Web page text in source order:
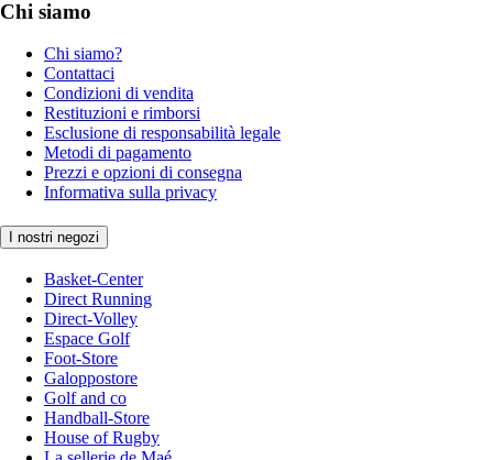
Chi siamo
Chi siamo?
Contattaci
Condizioni di vendita
Restituzioni e rimborsi
Esclusione di responsabilità legale
Metodi di pagamento
Prezzi e opzioni di consegna
Informativa sulla privacy
I nostri negozi
Basket-Center
Direct Running
Direct-Volley
Espace Golf
Foot-Store
Galoppostore
Golf and co
Handball-Store
House of Rugby